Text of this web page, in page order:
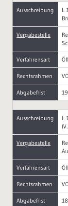
Ausschreibung
L
Vergabestelle
Verfahrensart
Rechtsrahmen
Abgabefrist
Ausschreibung
L
Vergabestelle
Verfahrensart
Rechtsrahmen
Abgabefrist